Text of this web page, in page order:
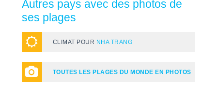
Autres pays avec des photos de
ses plages
CLIMAT POUR NHA TRANG
TOUTES LES PLAGES DU MONDE EN PHOTOS